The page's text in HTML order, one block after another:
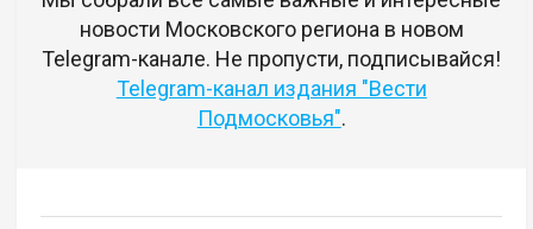
новости Московского региона в новом
Telegram-канале. Не пропусти, подписывайся!
Telegram-канал издания "Вести
Подмосковья".